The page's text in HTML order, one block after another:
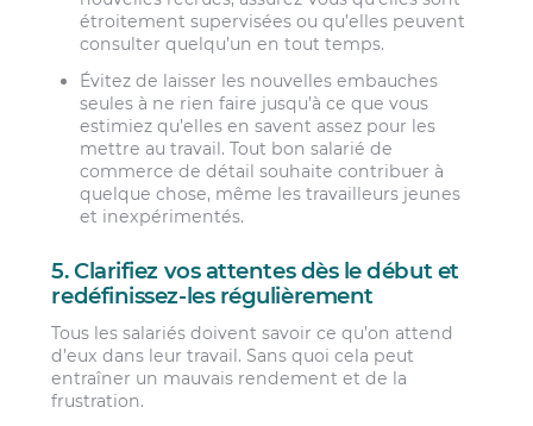
étroitement supervisées ou qu’elles peuvent
consulter quelqu’un en tout temps.
Évitez de laisser les nouvelles embauches
seules à ne rien faire jusqu’à ce que vous
estimiez qu’elles en savent assez pour les
mettre au travail. Tout bon salarié de
commerce de détail souhaite contribuer à
quelque chose, même les travailleurs jeunes
et inexpérimentés.
5. Clarifiez vos attentes dès le début et
redéfinissez-les régulièrement
Tous les salariés doivent savoir ce qu’on attend
d’eux dans leur travail. Sans quoi cela peut
entraîner un mauvais rendement et de la
frustration.